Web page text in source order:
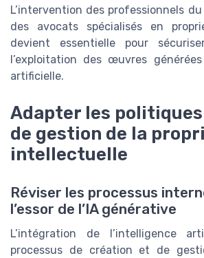
L’intervention des professionnels
des avocats spécialisés en
devient essentielle pour
l’exploitation des œuvres
artificielle.
Adapter les
de gestion de la
intellectuelle
Réviser les processus
l’essor de l’IA générative
L’intégration de l’intelligence
processus de création et de